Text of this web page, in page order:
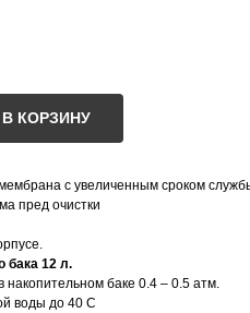
В КОРЗИНУ
с увеличенным сроком
пред очистки
бака 12 л.
баке 0.4 – 0.5 атм.
воды до 40 С